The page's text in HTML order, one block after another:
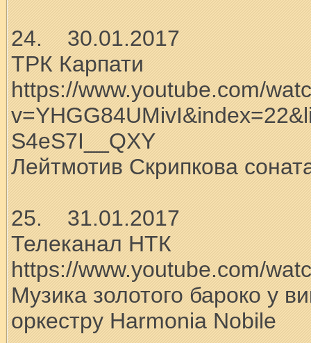
24. 30.01.2017
ТРК Карпати
https://www.youtube.com/
S4eS7I__QXY
Лейтмотив Скрипкова
25. 31.01.2017
Телеканал НТК
https://www.youtube.com/
Музика золотого бароко у
оркестру Harmonia Nobile